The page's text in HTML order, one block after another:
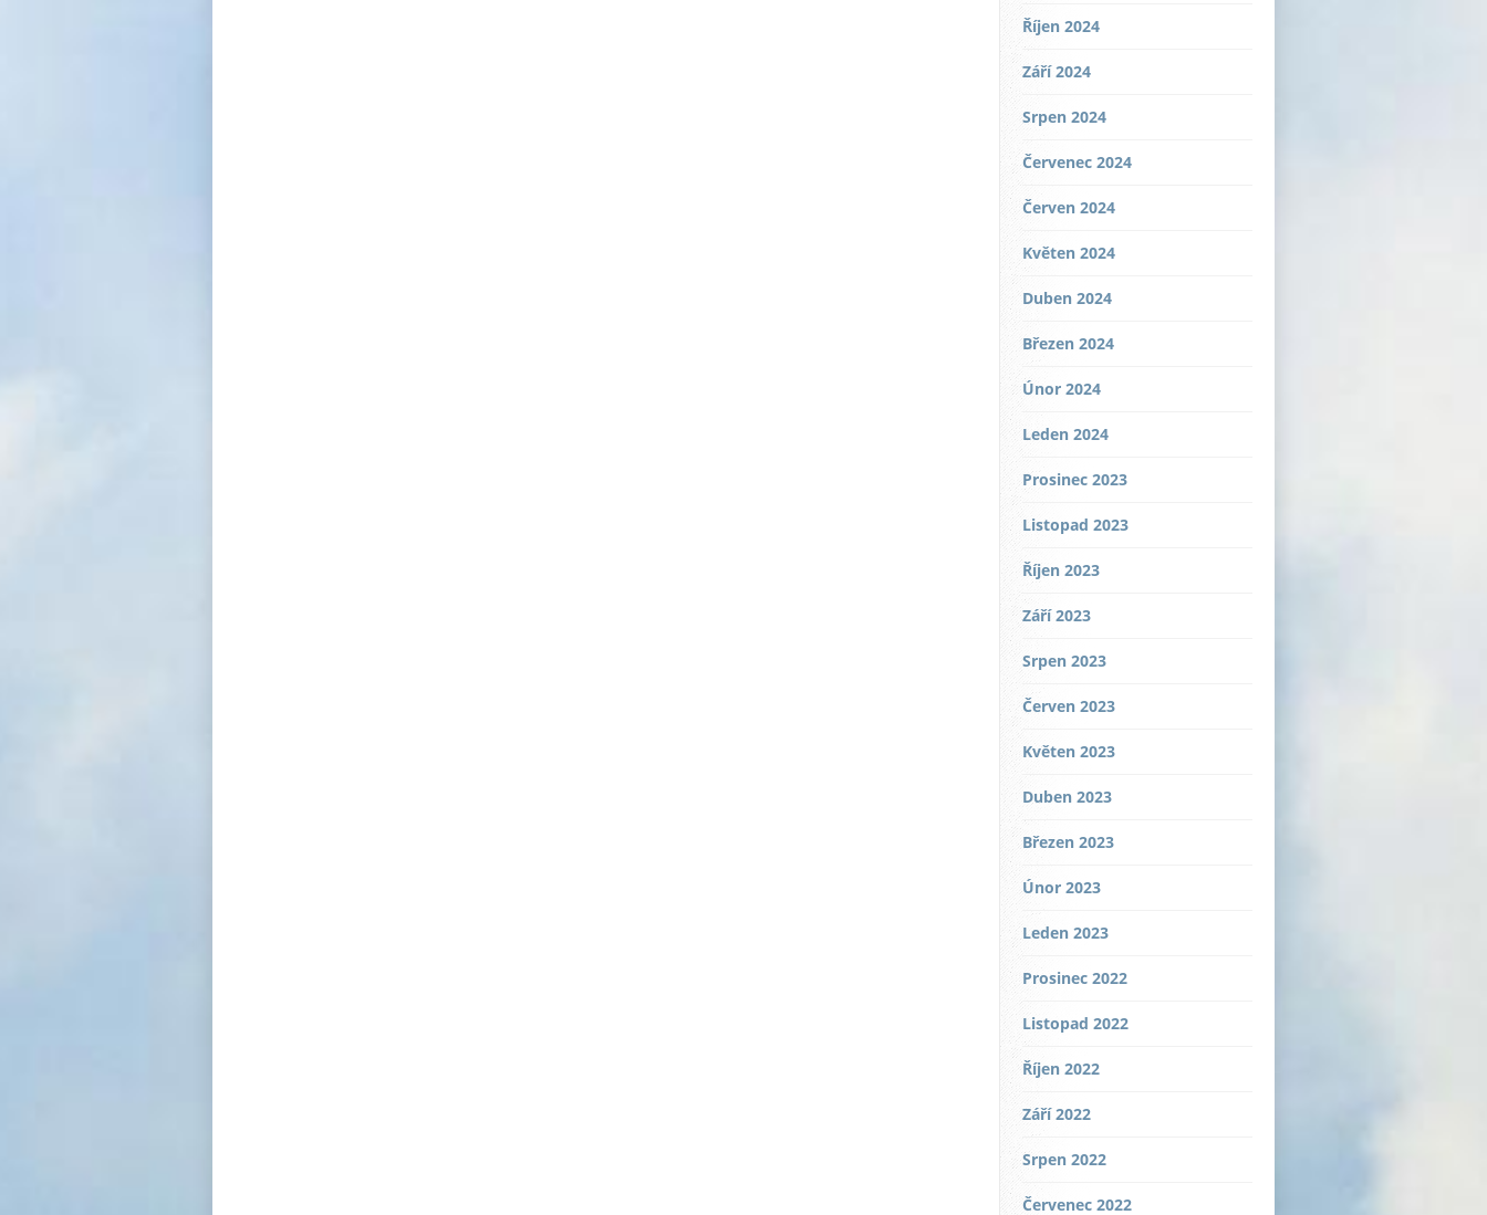
Říjen 2024
Září 2024
Srpen 2024
Červenec 2024
Červen 2024
Květen 2024
Duben 2024
Březen 2024
Únor 2024
Leden 2024
Prosinec 2023
Listopad 2023
Říjen 2023
Září 2023
Srpen 2023
Červen 2023
Květen 2023
Duben 2023
Březen 2023
Únor 2023
Leden 2023
Prosinec 2022
Listopad 2022
Říjen 2022
Září 2022
Srpen 2022
Červenec 2022